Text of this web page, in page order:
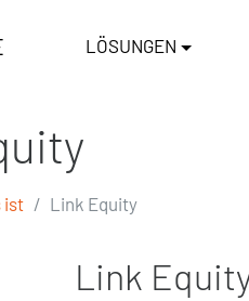
LÖSUNGEN
ist Link Equity
Link